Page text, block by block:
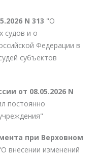
N 313 "О
судов и о
Федерации в
субъектов
от 08.05.2026 N
постоянно
при Верховном
внесении изменений